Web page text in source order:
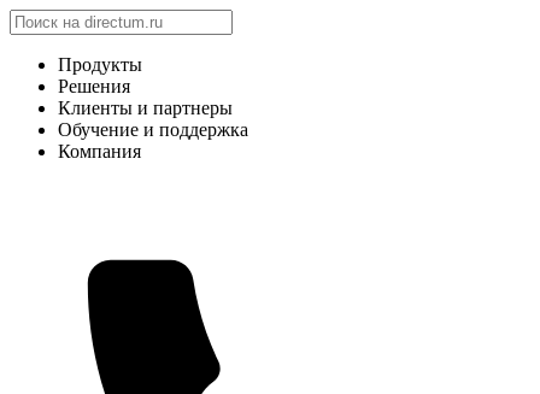
Продукты
Решения
Клиенты и партнеры
Обучение и поддержка
Компания